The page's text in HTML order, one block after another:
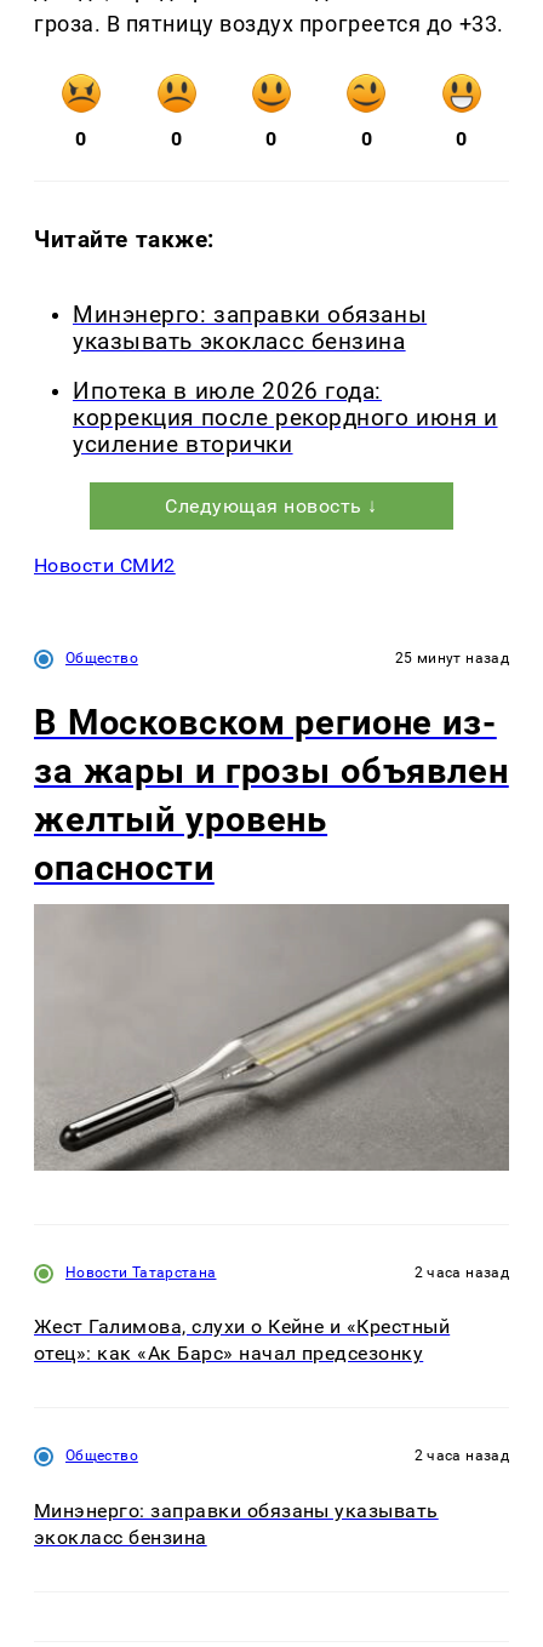
гроза. В пятницу воздух прогреется до +33.
0 0 0 0 0
Читайте также:
Минэнерго: заправки обязаны
указывать экокласс бензина
Ипотека в июле 2026 года:
коррекция после рекордного июня и
усиление вторички
Следующая новость ↓
Новости СМИ2
Общество 25 минут назад
В Московском регионе из-
за жары и грозы объявлен
желтый уровень
опасности
Новости Татарстана 2 часа назад
Жест Галимова, слухи о Кейне и «Крестный
отец»: как «Ак Барс» начал предсезонку
Общество 2 часа назад
Минэнерго: заправки обязаны указывать
экокласс бензина